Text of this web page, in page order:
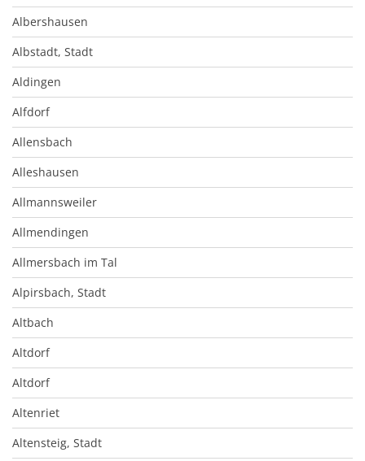
Albershausen
Albstadt, Stadt
Aldingen
Alfdorf
Allensbach
Alleshausen
Allmannsweiler
Allmendingen
Allmersbach im Tal
Alpirsbach, Stadt
Altbach
Altdorf
Altdorf
Altenriet
Altensteig, Stadt